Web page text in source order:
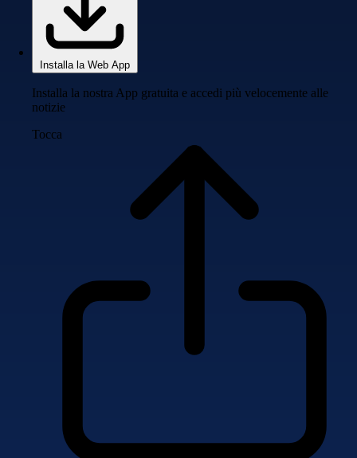
Installa la Web App
Installa la nostra App gratuita e accedi più velocemente alle
notizie
Tocca